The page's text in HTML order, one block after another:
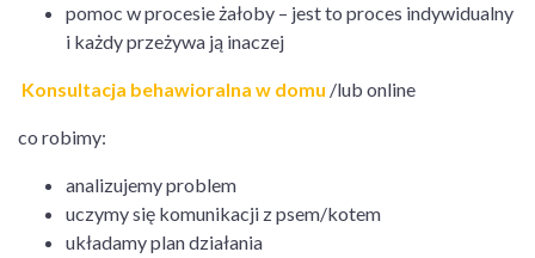
pomoc w procesie żałoby – jest to proces indywidualny
i każdy przeżywa ją inaczej
Konsultacja behawioralna w domu /lub online
co robimy:
analizujemy problem
uczymy się komunikacji z psem/kotem
układamy plan działania